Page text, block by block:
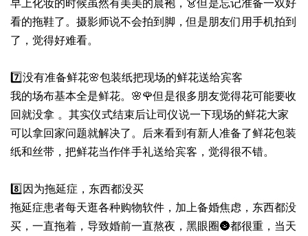
早上化妆的时候虽然有美美的晨袍，👗但是忘记准备一双好
看的拖鞋了。摄影师说不会拍到脚，但是朋友们用手机拍到
了，觉得好难看。
7️⃣没有准备鲜花🌸包装纸把现场的鲜花送给宾客
我的场布基本全是鲜花。🌸🌹但是很多朋友觉得花可能要收
回就没拿 。其实仪式结束后让司仪说一下现场的鲜花大家
可以拿回家问题就解决了。后来看到有新人准备了鲜花包装
纸和丝带，把鲜花当作伴手礼送给宾客，觉得很不错。
8️⃣因为拖延症，东西都没买
拖延症患者每天逛各种购物软件，加上备婚焦虑，东西都没
买，一直拖着，导致婚前一直熬夜，黑眼圈🌚都很重，当天